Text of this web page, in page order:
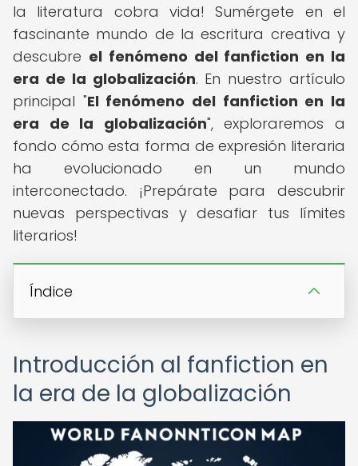
la literatura cobra vida! Sumérgete en el
fascinante mundo de la escritura creativa y
descubre el fenómeno del fanfiction en la
era de la globalización. En nuestro artículo
principal "El fenómeno del fanfiction en la
era de la globalización", exploraremos a
fondo cómo esta forma de expresión literaria
ha evolucionado en un mundo
interconectado. ¡Prepárate para descubrir
nuevas perspectivas y desafiar tus límites
literarios!
Índice
Introducción al fanfiction en
la era de la globalización